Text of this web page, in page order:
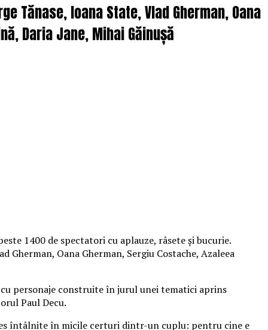
Tănase, Ioana State, Vlad Gherman, Oana
Daria Jane, Mihai Găinușă
1400 de spectatori cu aplauze, râsete și bucurie.
Oana Gherman, Sergiu Costache, Azaleea
personaje construite în jurul unei tematici aprins
Paul Decu.
întâlnite în micile certuri dintr-un cuplu: pentru cine e